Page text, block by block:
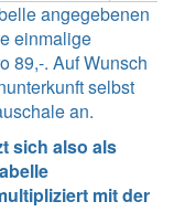
angegebenen
einmalige
89,-. Auf Wunsch
selbst
an.
sich also als
mit der